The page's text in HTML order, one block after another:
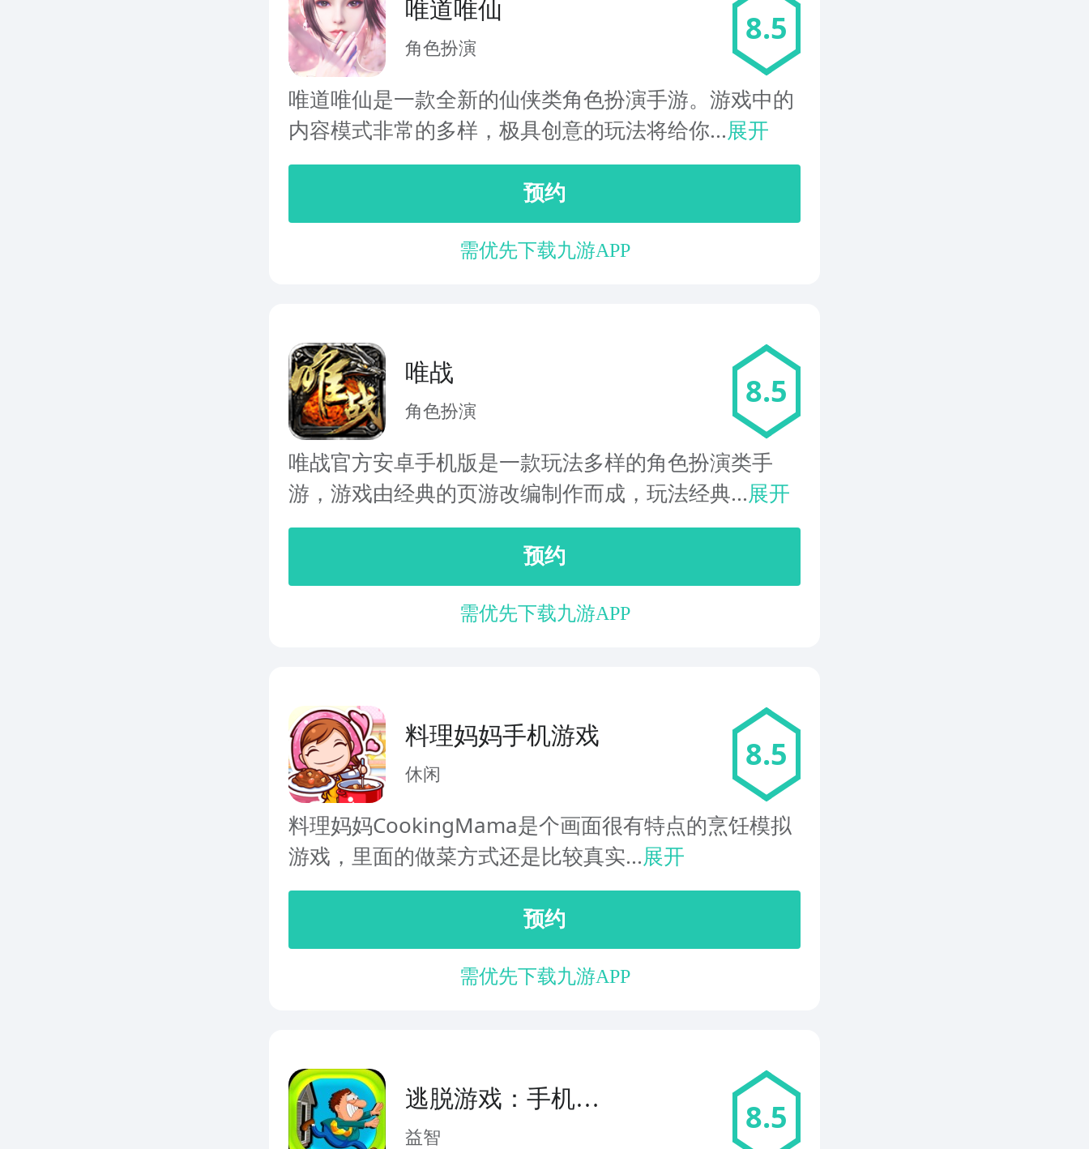
唯道唯仙
角色扮演
8.5
唯道唯仙是一款全新的仙侠类角色扮演手游。游戏中的
内容模式非常的多样，极具创意的玩法将给你...展开
预约
需优先下载九游APP
唯战
角色扮演
8.5
唯战官方安卓手机版是一款玩法多样的角色扮演类手
游，游戏由经典的页游改编制作而成，玩法经典...展开
预约
需优先下载九游APP
料理妈妈手机游戏
休闲
8.5
料理妈妈CookingMama是个画面很有特点的烹饪模拟
游戏，里面的做菜方式还是比较真实...展开
预约
需优先下载九游APP
逃脱游戏：手机之
家
益智
8.5